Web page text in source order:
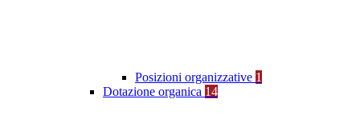
Posizioni organizzative 1
Dotazione organica 14